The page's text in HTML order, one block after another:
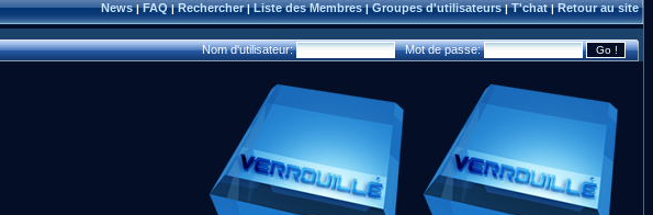
News|FAQ|Rechercher|Liste des Membres|Groupes d'utilisateurs|T'chat|Retour au site
Nom d'utilisateur: Mot de passe: